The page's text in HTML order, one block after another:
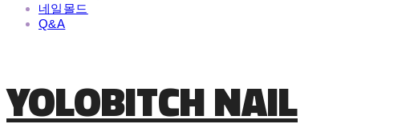
네일몰드
Q&A
YOLOBITCH NAIL